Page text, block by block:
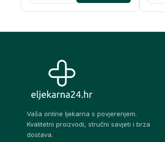
Vaša online ljekarna s povjerenjem.
Kvalitetni proizvodi, stručni savjeti i brza
dostava.